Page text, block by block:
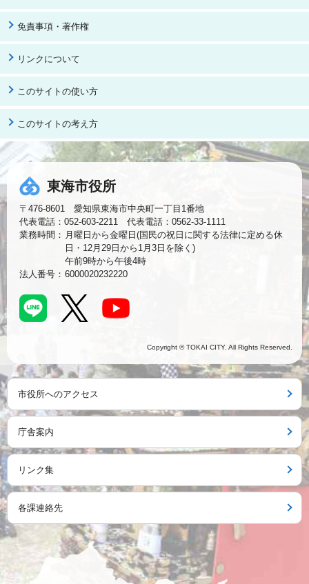
免責事項・著作権
リンクについて
このサイトの使い方
このサイトの考え方
東海市役所
〒476-8601 愛知県東海市中央町一丁目1番地
代表電話：052-603-2211 代表電話：0562-33-1111
業務時間： 月曜日から金曜日(国民の祝日に関する法律に定める休
日・12月29日から1月3日を除く)
午前9時から午後4時
法人番号： 6000020232220
Copyright © TOKAI CITY. All Rights Reserved.
市役所へのアクセス
庁舎案内
リンク集
各課連絡先